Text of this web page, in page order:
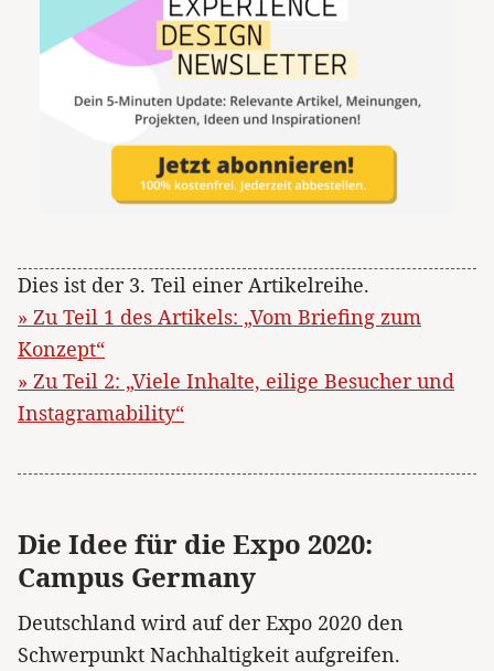
Dies ist der 3. Teil einer Artikelreihe.
» Zu Teil 1 des Artikels: „Vom Briefing zum
Konzept“
» Zu Teil 2: „Viele Inhalte, eilige Besucher und
Instagramability“
Die Idee für die Expo 2020:
Campus Germany
Deutschland wird auf der Expo 2020 den
Schwerpunkt Nachhaltigkeit aufgreifen.